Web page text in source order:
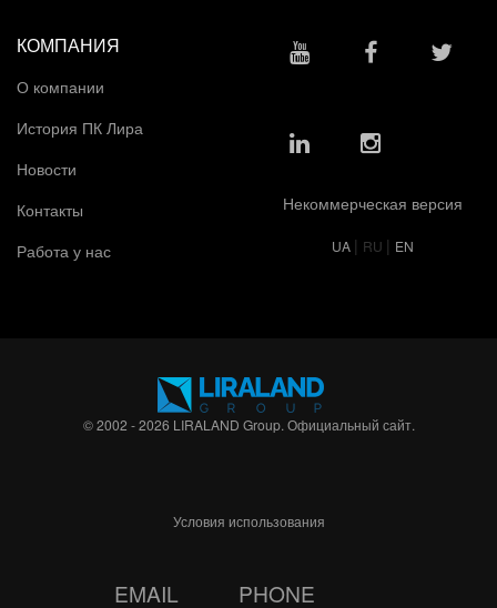
КОМПАНИЯ
О компании
История ПК Лира
Новости
Контакты
Работа у нас
Некоммерческая версия
UA | RU | EN
© 2002 - 2026 LIRALAND Group. Официальный сайт.
Условия использования
EMAIL PHONE